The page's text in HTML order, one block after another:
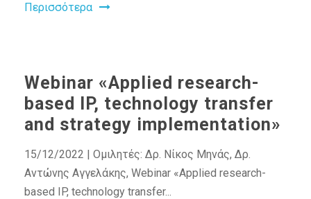
Περισσότερα
Webinar «Applied research-
based IP, technology transfer
and strategy implementation»
15/12/2022 | Ομιλητές: Δρ. Νίκος Μηνάς, Δρ.
Αντώνης Αγγελάκης, Webinar «Applied research-
based IP, technology transfer...